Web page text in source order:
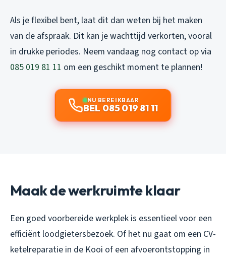
Als je flexibel bent, laat dit dan weten bij het maken
van de afspraak. Dit kan je wachttijd verkorten, vooral
in drukke periodes. Neem vandaag nog contact op via
085 019 81 11 om een geschikt moment te plannen!
NU BEREIKBAAR
BEL 085 019 81 11
Maak de werkruimte klaar
Een goed voorbereide werkplek is essentieel voor een
efficiënt loodgietersbezoek. Of het nu gaat om een CV-
ketelreparatie in de Kooi of een afvoerontstopping in